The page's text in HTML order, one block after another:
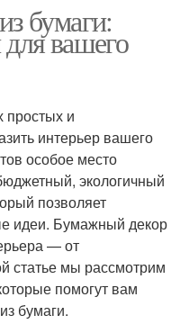
Декор на стены
Тенденции в бумажном
декоре
Ориги для декора
Декор в интерьере
бумаги:
вашего
простых и
интерьер вашего
особое место
экологичный
позволяет
идеи. Бумажный декор
— от
статье мы рассмотрим
помогут вам
бумаги.